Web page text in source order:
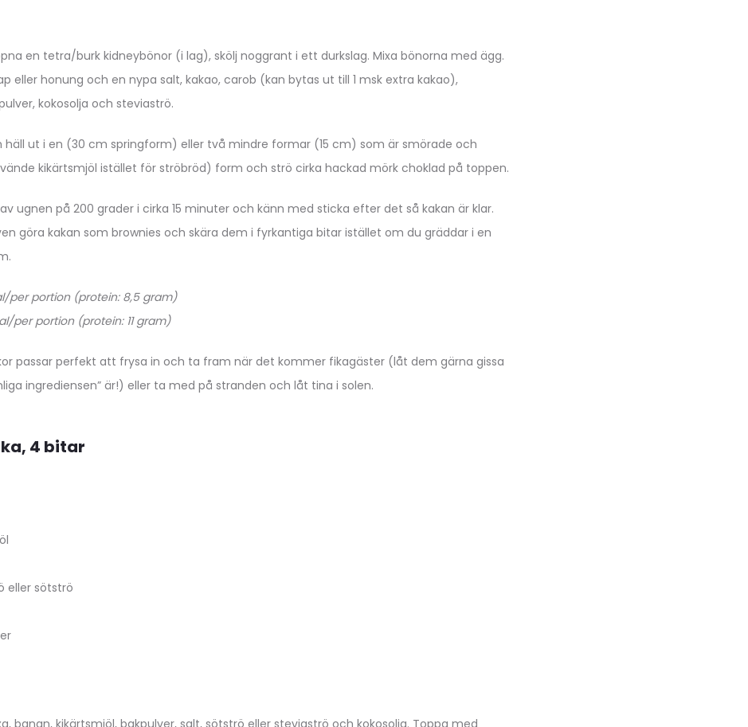
en tetra/burk kidneybönor (i lag), skölj noggrant i ett durkslag. Mixa bönorna med ägg.
eller honung och en nypa salt, kakao, carob (kan bytas ut till 1 msk extra kakao),
kokosolja och steviaströ.
häll ut i en (30 cm springform) eller två mindre formar (15 cm) som är smörade och
kikärtsmjöl istället för ströbröd) form och strö cirka hackad mörk choklad på toppen.
ugnen på 200 grader i cirka 15 minuter och känn med sticka efter det så kakan är klar.
göra kakan som brownies och skära dem i fyrkantiga bitar istället om du gräddar i en
per portion (protein: 8,5 gram)
per portion (protein: 11 gram)
passar perfekt att frysa in och ta fram när det kommer fikagäster (låt dem gärna gissa
ingrediensen” är!) eller ta med på stranden och låt tina i solen.
4 bitar
eller sötströ
banan, kikärtsmjöl, bakpulver, salt, sötströ eller steviaströ och kokosolja. Toppa med